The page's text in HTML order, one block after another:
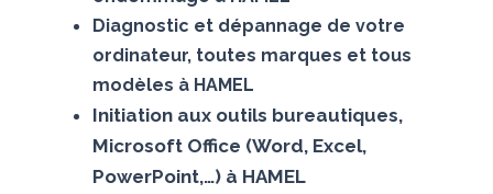
Diagnostic et dépannage de votre
ordinateur, toutes marques et tous
modèles à HAMEL
Initiation aux outils bureautiques,
Microsoft Office (Word, Excel,
PowerPoint,…) à HAMEL